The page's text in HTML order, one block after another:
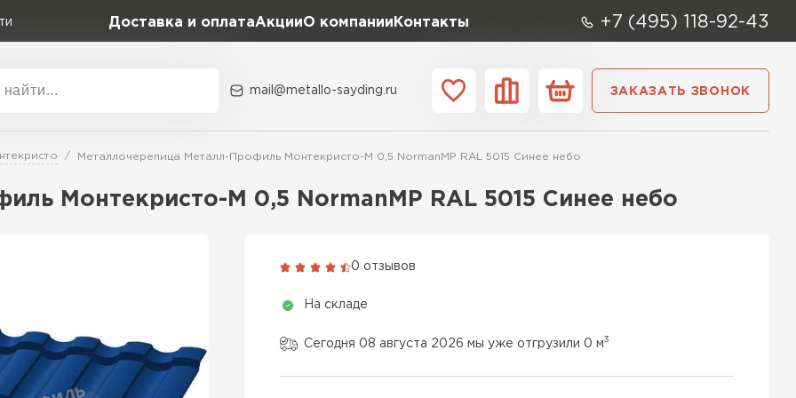
Доставка и оплатаАкцииО компании Контакты +7 (495) 118-92-43
Classic Grand Line
Kamea Grand Line
Монтеррей Grand Line
Доборные элементы
mail@metallo-sayding.ru ЗАКАЗАТЬ ЗВОНОК
Металлочерепица Металл-Профиль Монтекристо-M 0,5 NormanMP RAL 5015 Синее небо
Монтекристо-M 0,5 NormanMP RAL 5015 Синее небо
0 отзывов
На складе
Сегодня 08 августа 2026 мы уже отгрузили 0 м3